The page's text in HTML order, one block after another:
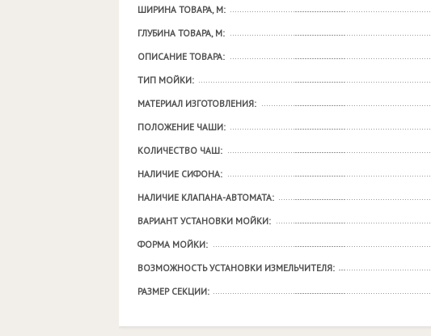
ШИРИНА ТОВАРА, М:
ГЛУБИНА ТОВАРА, М:
ОПИСАНИЕ ТОВАРА:
ТИП МОЙКИ:
МАТЕРИАЛ ИЗГОТОВЛЕНИЯ:
ПОЛОЖЕНИЕ ЧАШИ:
КОЛИЧЕСТВО ЧАШ:
НАЛИЧИЕ СИФОНА:
НАЛИЧИЕ КЛАПАНА-АВТОМАТА:
ВАРИАНТ УСТАНОВКИ МОЙКИ:
ФОРМА МОЙКИ:
ВОЗМОЖНОСТЬ УСТАНОВКИ ИЗМЕЛЬЧИТЕЛЯ:
РАЗМЕР СЕКЦИИ: